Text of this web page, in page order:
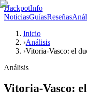
JJackpotInfo
NoticiasGuíasReseñas
Inicio
›Análisis
›Vitoria-Vasco: el
Análisis
Vitoria-Vasco: